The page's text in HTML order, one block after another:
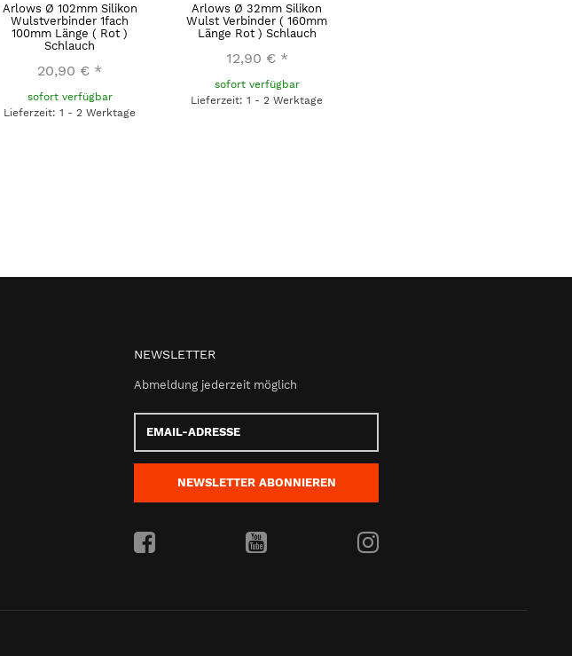
Arlows Ø 102mm Silikon
Wulstverbinder 1fach
100mm Länge ( Rot )
Schlauch
20,90 € *
sofort verfügbar
Lieferzeit: 1 - 2 Werktage
Arlows Ø 32mm Silikon
Wulst Verbinder ( 160mm
Länge Rot ) Schlauch
12,90 € *
sofort verfügbar
Lieferzeit: 1 - 2 Werktage
NEWSLETTER
Abmeldung jederzeit möglich
Email-
Adresse
NEWSLETTER ABONNIEREN